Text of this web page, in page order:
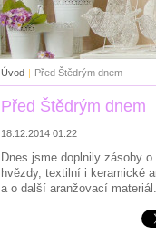
Úvod | Před Štědrým dnem
Před Štědrým dnem
18.12.2014 01:22
Dnes jsme doplnily zásoby
hvězdy, textilní i keramické
a o další aranžovací materiál.